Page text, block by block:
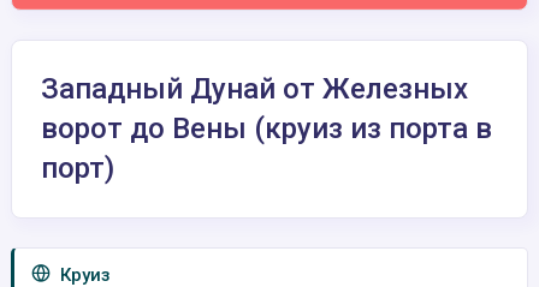
Западный Дунай от Железных
ворот до Вены (круиз из порта в
порт)
Круиз